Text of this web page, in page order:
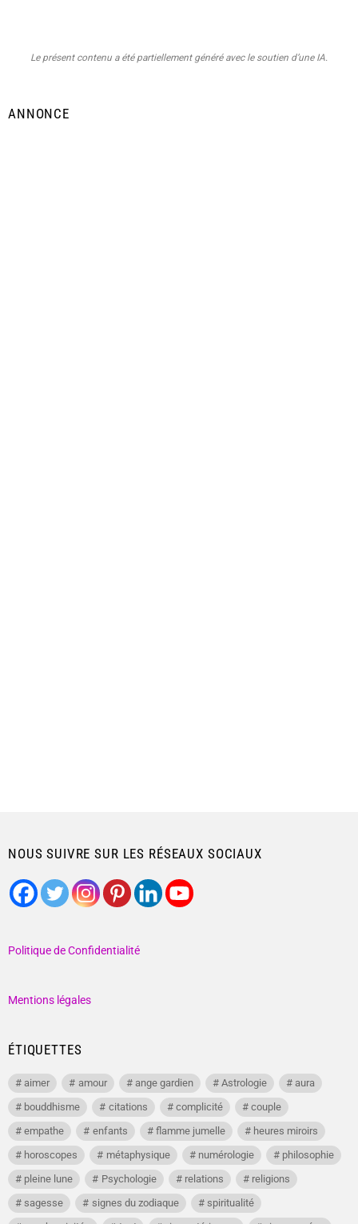
Le présent contenu a été partiellement généré avec le soutien d’une IA.
ANNONCE
NOUS SUIVRE SUR LES RÉSEAUX SOCIAUX
Politique de Confidentialité
Mentions légales
ÉTIQUETTES
aimer amour ange gardien Astrologie
aura
bouddhisme
citations complicité
couple
empathe
enfants flamme jumelle
heures miroirs
horoscopes
métaphysique numérologie
philosophie
pleine lune
Psychologie relations
religions
sagesse
signes du zodiaque
spiritualité